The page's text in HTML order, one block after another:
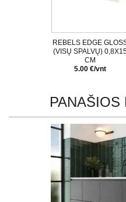
REBELS EDGE
(VISŲ SPALVŲ)
CM
5.00 €/vnt
PANAŠIOS